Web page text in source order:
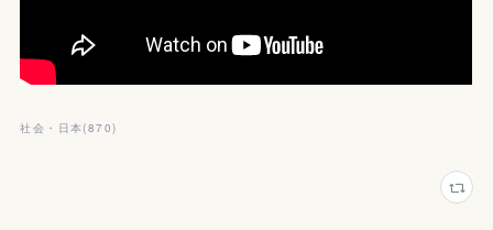
社会・日本(870)